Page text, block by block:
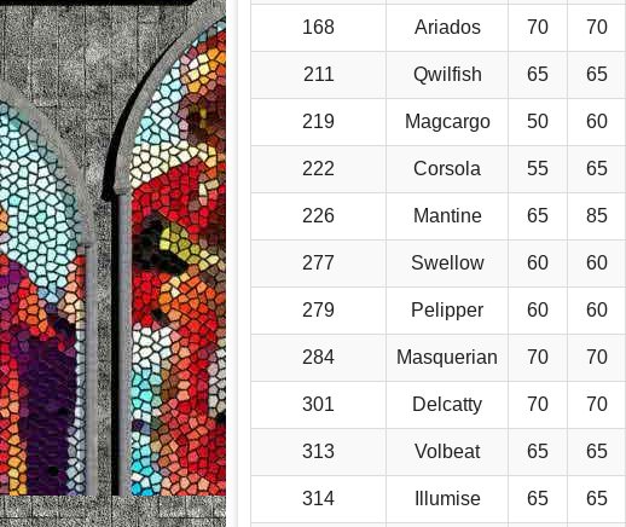
168 Ariados 70 70
211 Qwilfish 65 65
219 Magcargo 50 60
222 Corsola 55 65
226 Mantine 65 85
277 Swellow 60 60
279 Pelipper 60 60
284 Masquerian 70 70
301 Delcatty 70 70
313 Volbeat 65 65
314 Illumise 65 65